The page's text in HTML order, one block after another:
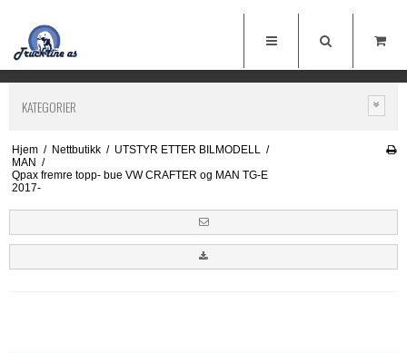
KATEGORIER
Hjem / Nettbutikk / UTSTYR ETTER BILMODELL /
MAN /
Qpax fremre topp- bue VW CRAFTER og MAN TG-E
2017-